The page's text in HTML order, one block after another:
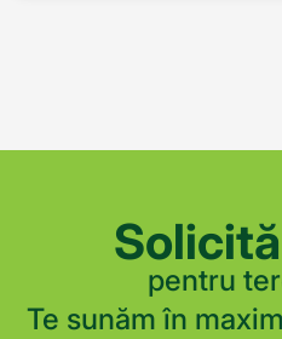
pentru
Te sunăm în